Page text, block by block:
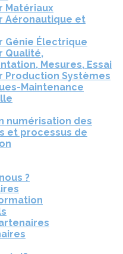
Matériaux
Aéronautique et
Génie Électrique
Qualité,
Mesures, Essai
Production Systèmes
Maintenance
numérisation des
et processus de
?